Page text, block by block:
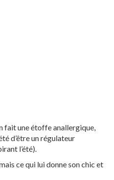
fait une étoffe anallergique,
d’être un régulateur
l’été).
ce qui lui donne son chic et